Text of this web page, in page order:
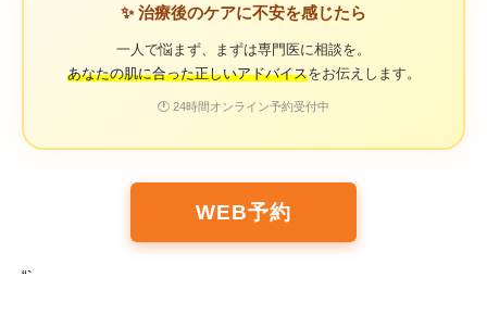
✨ 治療後のケアに不安を感じたら
一人で悩まず、まずは専門医に相談を。
あなたの肌に合った正しいアドバイスをお伝えします。
🕐 24時間オンライン予約受付中
WEB予約
“`